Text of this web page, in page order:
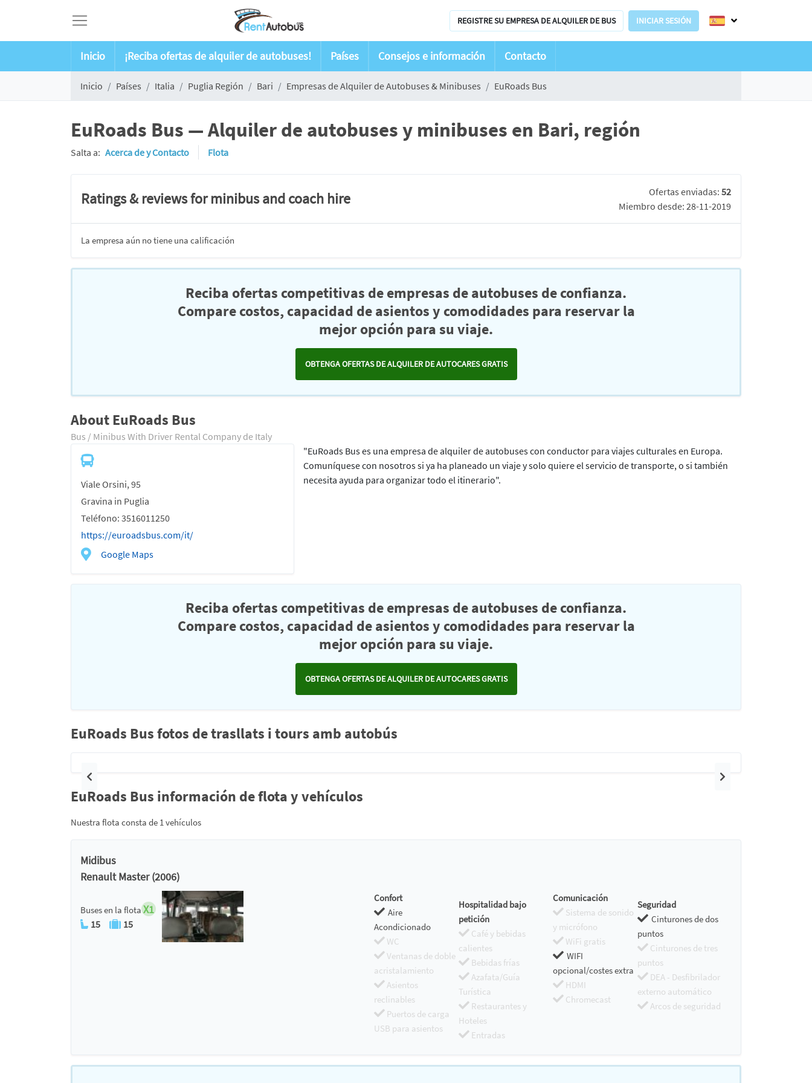
REGISTRE SU EMPRESA DE ALQUILER DE BUS INICIAR SESIÓN
Inicio ¡Reciba ofertas de alquiler de autobuses! Países Consejos e información Contacto
Inicio Países Italia Puglia Región Bari Empresas de Alquiler de Autobuses & Minibuses EuRoads Bus
EuRoads Bus — Alquiler de autobuses y minibuses en Bari, región
Salta a: Acerca de y Contacto Flota
Ratings & reviews for minibus and coach hire Ofertas enviadas: 52
Miembro desde: 28-11-2019
La empresa aún no tiene una calificación
Reciba ofertas competitivas de empresas de autobuses de confianza.
Compare costos, capacidad de asientos y comodidades para reservar la
mejor opción para su viaje.
OBTENGA OFERTAS DE ALQUILER DE AUTOCARES GRATIS
About EuRoads Bus
Bus / Minibus With Driver Rental Company de Italy
Viale Orsini, 95
Gravina in Puglia
Teléfono: 3516011250
https://euroadsbus.com/it/
Google Maps
"EuRoads Bus es una empresa de alquiler de autobuses con conductor para viajes culturales en Europa.
Comuníquese con nosotros si ya ha planeado un viaje y solo quiere el servicio de transporte, o si también
necesita ayuda para organizar todo el itinerario".
Reciba ofertas competitivas de empresas de autobuses de confianza.
Compare costos, capacidad de asientos y comodidades para reservar la
mejor opción para su viaje.
OBTENGA OFERTAS DE ALQUILER DE AUTOCARES GRATIS
EuRoads Bus fotos de trasllats i tours amb autobús
Anterior Siguiente
EuRoads Bus información de flota y vehículos
Nuestra flota consta de 1 vehículos
Midibus
Renault Master (2006)
Buses en la flota X1
15 15
Confort
Aire
Acondicionado
WC
Ventanas de doble
acristalamiento
Asientos
reclinables
Puertos de carga
USB para asientos
Hospitalidad bajo
petición
Café y bebidas
calientes
Bebidas frías
Azafata/Guía
Turística
Restaurantes y
Hoteles
Entradas
Comunicación
Sistema de sonido
y micrófono
WiFi gratis
WIFI
opcional/costes extra
HDMI
Chromecast
Seguridad
Cinturones de dos
puntos
Cinturones de tres
puntos
DEA - Desfibrilador
externo automático
Arcos de seguridad